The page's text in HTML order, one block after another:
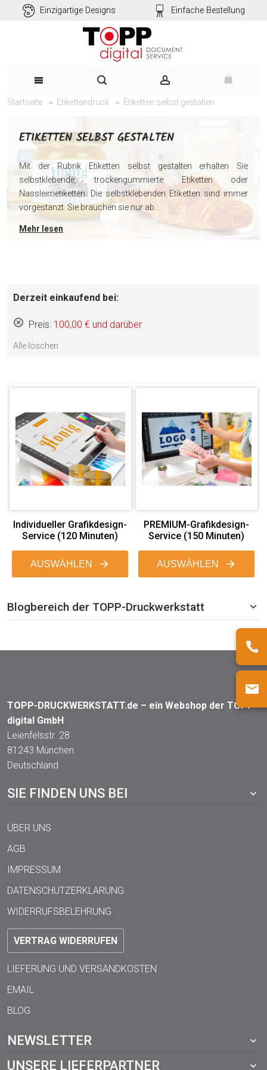
Einzigartige Designs Einfache Bestellung
Startseite Etikettendruck Etiketten selbst gestalten
ETIKETTEN SELBST GESTALTEN
Mit der Rubrik Etiketten selbst gestalten erhalten Sie
selbstklebende, trockengummierte Etiketten oder
Nassleimetiketten. Die selbstklebenden Etiketten sind immer
vorgestanzt. Sie brauchen sie nur ab...
Mehr lesen
Derzeit einkaufend bei:
Preis: 100,00 € und darüber
Gegenstand
Alle löschen
Individueller Grafikdesign-
Service (120 Minuten)
AUSWÄHLEN
PREMIUM-Grafikdesign-
Service (150 Minuten)
AUSWÄHLEN
Blogbereich der TOPP-Druckwerkstatt
TOPP-DRUCKWERKSTATT.de – ein Webshop der TOPP
digital GmbH
Leienfelsstr. 28
81243 München
Deutschland
SIE FINDEN UNS BEI
ÜBER UNS
AGB
IMPRESSUM
DATENSCHUTZERKLÄRUNG
WIDERRUFSBELEHRUNG
VERTRAG WIDERRUFEN
LIEFERUNG UND VERSANDKOSTEN
EMAIL
BLOG
NEWSLETTER
UNSERE LIEFERPARTNER